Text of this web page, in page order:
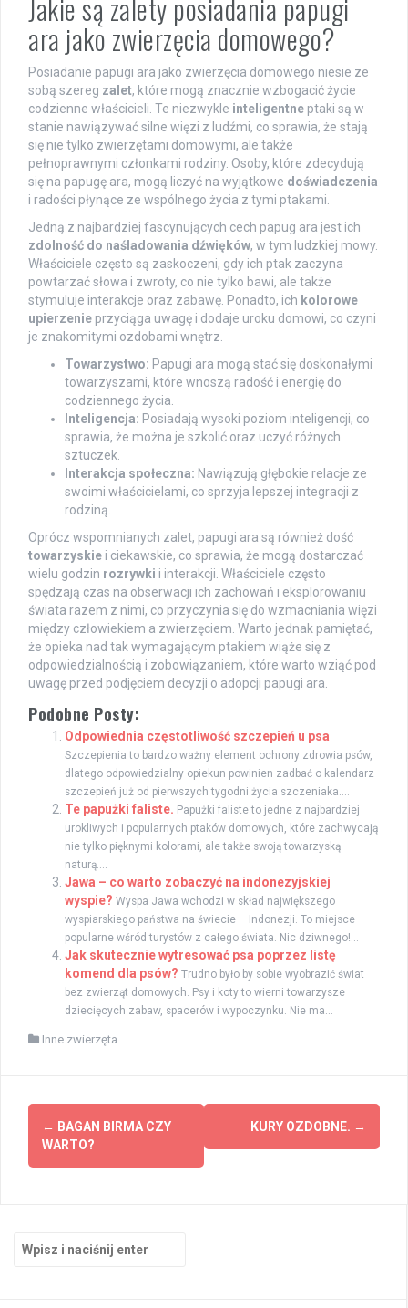
Jakie są zalety posiadania papugi
ara jako zwierzęcia domowego?
Posiadanie papugi ara jako zwierzęcia domowego niesie ze
sobą szereg zalet, które mogą znacznie wzbogacić życie
codzienne właścicieli. Te niezwykle inteligentne ptaki są w
stanie nawiązywać silne więzi z ludźmi, co sprawia, że stają
się nie tylko zwierzętami domowymi, ale także
pełnoprawnymi członkami rodziny. Osoby, które zdecydują
się na papugę ara, mogą liczyć na wyjątkowe doświadczenia
i radości płynące ze wspólnego życia z tymi ptakami.
Jedną z najbardziej fascynujących cech papug ara jest ich
zdolność do naśladowania dźwięków, w tym ludzkiej mowy.
Właściciele często są zaskoczeni, gdy ich ptak zaczyna
powtarzać słowa i zwroty, co nie tylko bawi, ale także
stymuluje interakcje oraz zabawę. Ponadto, ich kolorowe
upierzenie przyciąga uwagę i dodaje uroku domowi, co czyni
je znakomitymi ozdobami wnętrz.
Towarzystwo: Papugi ara mogą stać się doskonałymi
towarzyszami, które wnoszą radość i energię do
codziennego życia.
Inteligencja: Posiadają wysoki poziom inteligencji, co
sprawia, że można je szkolić oraz uczyć różnych
sztuczek.
Interakcja społeczna: Nawiązują głębokie relacje ze
swoimi właścicielami, co sprzyja lepszej integracji z
rodziną.
Oprócz wspomnianych zalet, papugi ara są również dość
towarzyskie i ciekawskie, co sprawia, że mogą dostarczać
wielu godzin rozrywki i interakcji. Właściciele często
spędzają czas na obserwacji ich zachowań i eksplorowaniu
świata razem z nimi, co przyczynia się do wzmacniania więzi
między człowiekiem a zwierzęciem. Warto jednak pamiętać,
że opieka nad tak wymagającym ptakiem wiąże się z
odpowiedzialnością i zobowiązaniem, które warto wziąć pod
uwagę przed podjęciem decyzji o adopcji papugi ara.
Podobne Posty:
Odpowiednia częstotliwość szczepień u psa
Szczepienia to bardzo ważny element ochrony zdrowia psów,
dlatego odpowiedzialny opiekun powinien zadbać o kalendarz
szczepień już od pierwszych tygodni życia szczeniaka....
Te papużki faliste. Papużki faliste to jedne z najbardziej
urokliwych i popularnych ptaków domowych, które zachwycają
nie tylko pięknymi kolorami, ale także swoją towarzyską
naturą....
Jawa – co warto zobaczyć na indonezyjskiej
wyspie? Wyspa Jawa wchodzi w skład największego
wyspiarskiego państwa na świecie – Indonezji. To miejsce
popularne wśród turystów z całego świata. Nic dziwnego!...
Jak skutecznie wytresować psa poprzez listę
komend dla psów? Trudno było by sobie wyobrazić świat
bez zwierząt domowych. Psy i koty to wierni towarzysze
dziecięcych zabaw, spacerów i wypoczynku. Nie ma...
Inne zwierzęta
Zobacz
wpisy
← BAGAN BIRMA CZY
WARTO?
KURY OZDOBNE. →
Szukaj: